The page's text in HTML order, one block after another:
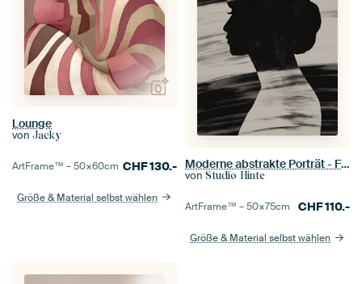
Lounge
von Jacky
ArtFrame™ –50×60cm CHF130.-
Größe & Material selbst wählen
Moderne abstrakte Porträt - Frau schwarz und weiß
von Studio Hinte
ArtFrame™ –50×75cm CHF110.-
Größe & Material selbst wählen